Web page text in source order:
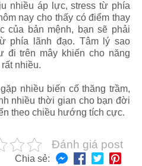
nhiều áp lực, stress từ phía
nay cho thấy có điểm thay
của bản mệnh, bạn sẽ phải
phía lãnh đạo. Tâm lý sao
đi trên mây khiến cho năng
nhiều.
nhiều biến cố thăng trầm,
nhiều thời gian cho bạn đời
theo chiều hướng tích cực.
Đánh giá post
Chia sẻ: